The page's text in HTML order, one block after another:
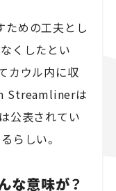
めの工夫とし
くしたとい
カウル内に収
Streamlinerは
公表されてい
らしい。
な意味が？